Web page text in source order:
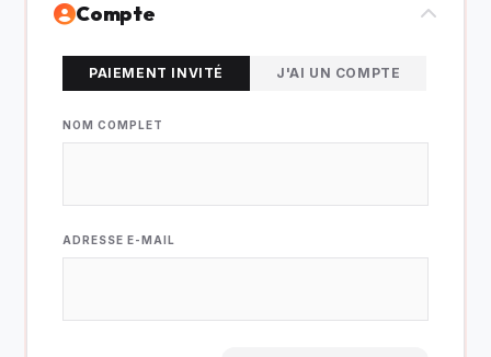
Compte
PAIEMENT INVITÉ J'AI UN COMPTE
NOM COMPLET
ADRESSE E-MAIL